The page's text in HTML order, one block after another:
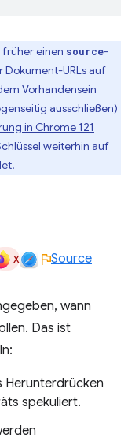
früher einen source-
Dokument-URLs auf
Vorhandensein
ausschließen)
in Chrome 121
weiterhin auf
x Source
wann
Das ist
Herunterdrücken
spekuliert.